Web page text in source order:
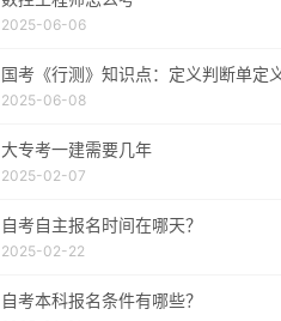
2025-06-06
国考《行测》知识点：定义判断单定
2025-06-08
大专考一建需要几年
2025-02-07
自考自主报名时间在哪天？
2025-02-22
自考本科报名条件有哪些？